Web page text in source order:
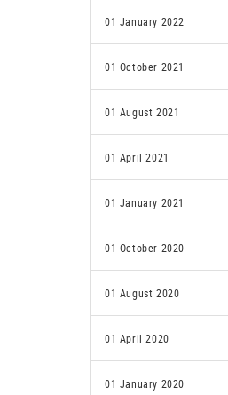
01 January 2022
01 October 2021
01 August 2021
01 April 2021
01 January 2021
01 October 2020
01 August 2020
01 April 2020
01 January 2020